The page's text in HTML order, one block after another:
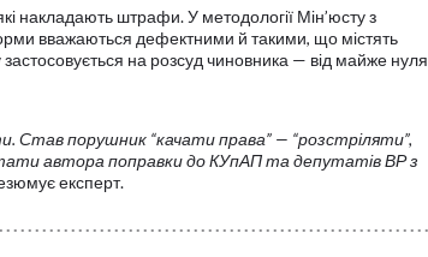
накладають штрафи. У методології Мін’юсту з
вважаються дефектними й такими, що містять
на розсуд чиновника — від майже нуля
порушник “качати права” — “розстріляти”,
автора поправки до КУпАП та депутатів ВР з
експерт.